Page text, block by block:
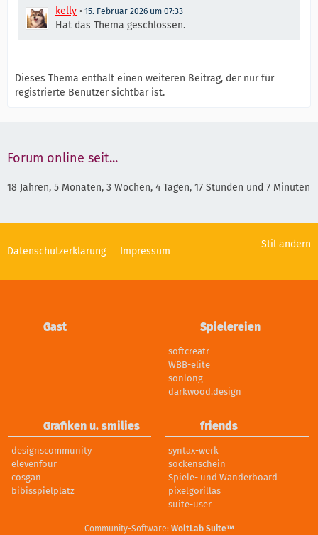
kelly 15. Februar 2026 um 07:33
Hat das Thema geschlossen.
Dieses Thema enthält einen weiteren Beitrag, der nur für
registrierte Benutzer sichtbar ist.
Forum online seit...
18 Jahren, 5 Monaten, 3 Wochen, 4 Tagen, 17 Stunden und 7 Minuten
Stil ändern
Datenschutzerklärung Impressum
Gast Spielereien
softcreatr
WBB-elite
sonlong
darkwood.design
Grafiken u. smilies
designscommunity
elevenfour
cosgan
bibisspielplatz
friends
syntax-werk
sockenschein
Spiele- und Wanderboard
pixelgorillas
suite-user
Community-Software: WoltLab Suite™